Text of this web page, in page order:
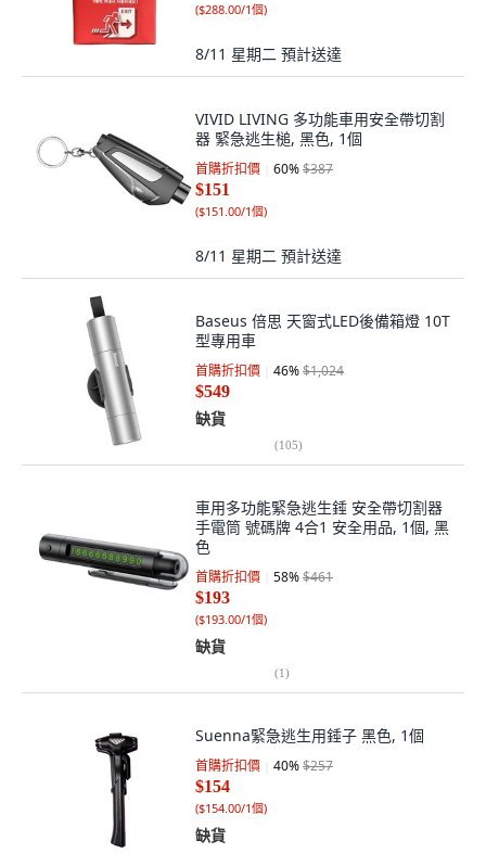
($288.00/1個)
8/11 星期二 預計送達
VIVID LIVING 多功能車用安全帶切割
器 緊急逃生槌, 黑色, 1個
首購折扣價 60%$387
$151
($151.00/1個)
8/11 星期二 預計送達
Baseus 倍思 天窗式LED後備箱燈 10T
型專用車
首購折扣價 46%$1,024
$549
缺貨
(105)
車用多功能緊急逃生錘 安全帶切割器
手電筒 號碼牌 4合1 安全用品, 1個, 黑
色
首購折扣價 58%$461
$193
($193.00/1個)
缺貨
(1)
Suenna緊急逃生用錘子 黑色, 1個
首購折扣價 40%$257
$154
($154.00/1個)
缺貨